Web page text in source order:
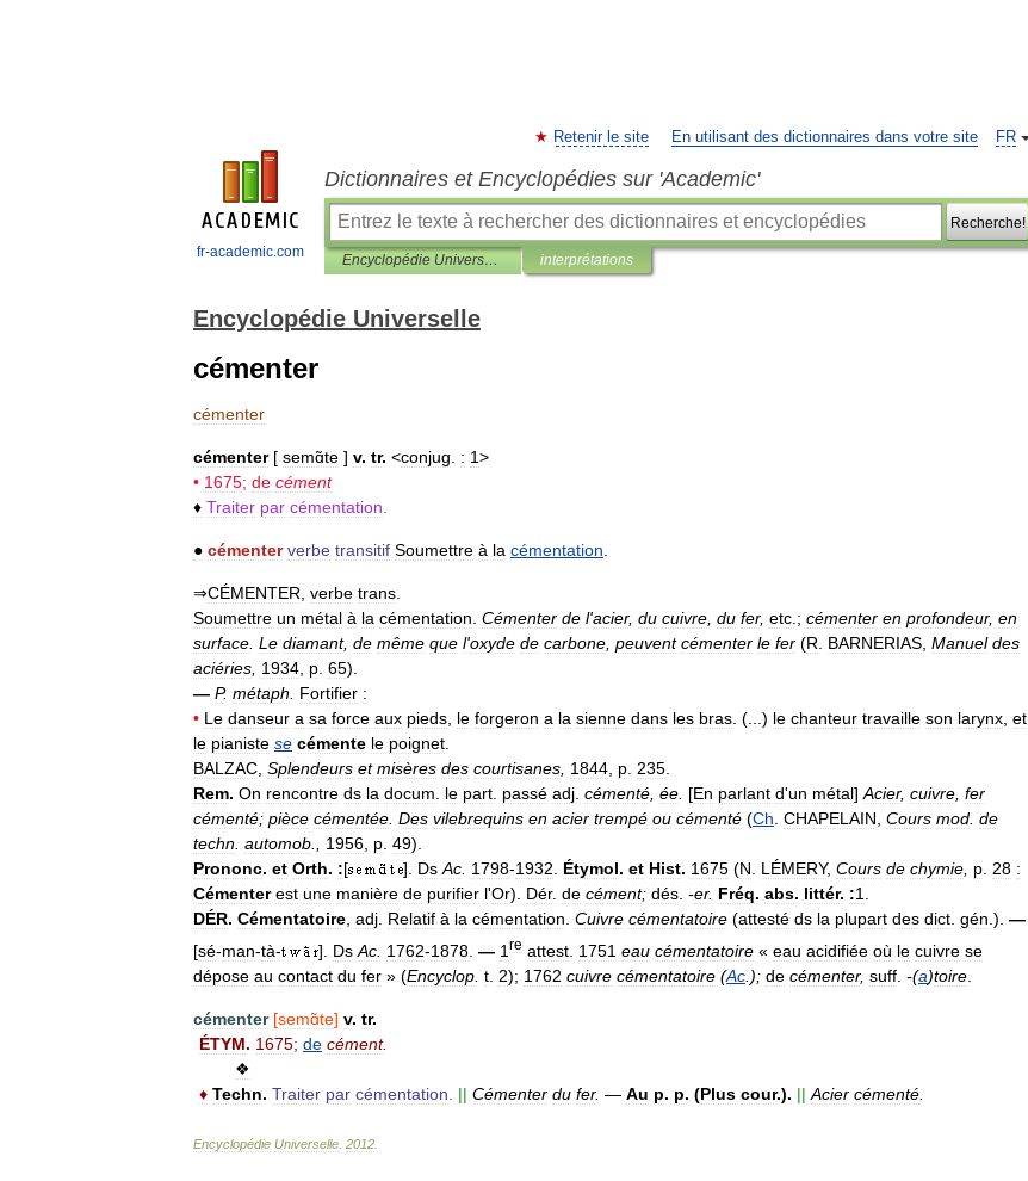
fr-academic.com
FR
Retenir le site En utilisant des dictionnaires dans votre site
Dictionnaires et Encyclopédies sur 'Academic'
Recherche!
Encyclopédie Universelle interprétations
Encyclopédie Universelle
cémenter
cémenter
cémenter[ semɑ̃te ] v. tr. <conjug : 1>
• 1675; de cément
♦ Traiter par cémentation
● cémenter verbe transitif Soumettre à la cémentation
⇒CÉMENTER verbe trans
Soumettre un métal à la cémentation Cémenter de l'acier, du cuivre du fer, etc .; cémenter en profondeur, en
surface Le diamant, de même que l'oxyde de carbone peuvent cémenter le fer (R BARNERIAS Manuel des
aciéries 1934 p 65).
— P. métaph Fortifier :
• Le danseur a sa force aux pieds le forgeron a la sienne dans les bras . (...) le chanteur travaille son larynx et
le pianiste se cémente le poignet
BALZAC Splendeurs et misères des courtisanes 1844 p 235
Rem. On rencontre ds la docum le part passé adj cémenté ée [En parlant d'un métal] Acier, cuivre fer
cémenté; pièce cémentée Des vilebrequins en acier trempé ou cémenté (Ch CHAPELAIN Cours mod de
techn automob 1956 p 49).
Prononc. et Orth. :[ ]. Ds Ac 1798-1932 Étymol. et Hist. 1675 (N LÉMERY, Cours de chymie p 28 :
Cémenter est une manière de purifier l'Or). Dér. de cément; dés -er. Fréq. abs. littér. :1
DÉR. Cémentatoire adj Relatif à la cémentation Cuivre cémentatoire (attesté ds la plupart des dict gén .). —
[sé-man-tà- ]. Ds Ac 1762-1878 — 1 re attest 1751 eau cémentatoire « eau acidifiée où le cuivre se
dépose au contact du fer » (Encyclop t 2); 1762 cuivre cémentatoire (Ac .); de cémenter, suff -(a)toire
cémenter [semɑ̃te] v. tr.
ÉTYM. 1675; de cément.
❖
♦ Techn. Traiter par cémentation || Cémenter du fer. — Au p. p. (Plus cour.). || Acier cémenté
Encyclopédie Universelle 2012